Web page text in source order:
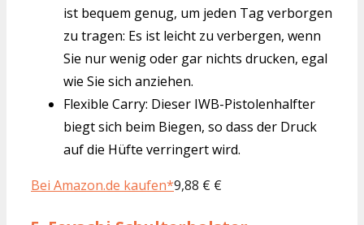
ist bequem genug, um jeden Tag verborgen
zu tragen: Es ist leicht zu verbergen, wenn
Sie nur wenig oder gar nichts drucken, egal
wie Sie sich anziehen.
Flexible Carry: Dieser IWB-Pistolenhalfter
biegt sich beim Biegen, so dass der Druck
auf die Hüfte verringert wird.
Bei Amazon.de kaufen*9,88 € €